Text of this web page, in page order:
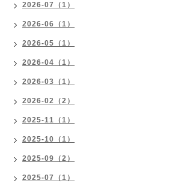
2026-07（1）
2026-06（1）
2026-05（1）
2026-04（1）
2026-03（1）
2026-02（2）
2025-11（1）
2025-10（1）
2025-09（2）
2025-07（1）